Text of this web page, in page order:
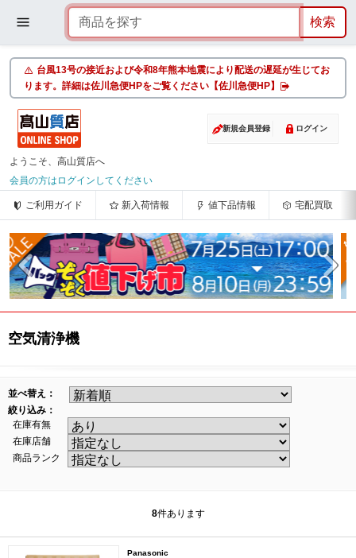
台風13号の接近および令和8年熊本地震により配送の遅延が生じてお
ります。詳細は佐川急便HPをご覧ください【佐川急便HP】
新規会員登録 ログイン
ようこそ、高山質店へ
会員の方はログインしてください
ご利用ガイド 新入荷情報 値下品情報 宅配買取
空気清浄機
並べ替え：
絞り込み：
在庫有無
在庫店舗
商品ランク
8件あります
Panasonic